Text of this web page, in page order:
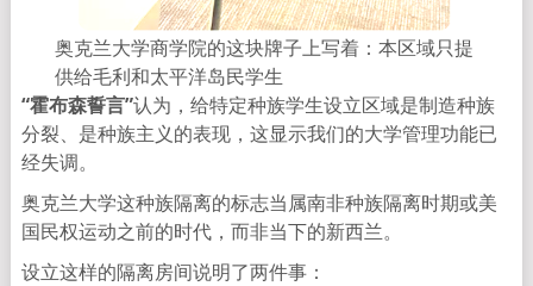
奥克兰大学商学院的这块牌子上写着：本区域只提
供给毛利和太平洋岛民学生
“霍布森誓言”认为，给特定种族学生设立区域是制造种族
分裂、是种族主义的表现，这显示我们的大学管理功能已
经失调。
奥克兰大学这种族隔离的标志当属南非种族隔离时期或美
国民权运动之前的时代，而非当下的新西兰。
设立这样的隔离房间说明了两件事：